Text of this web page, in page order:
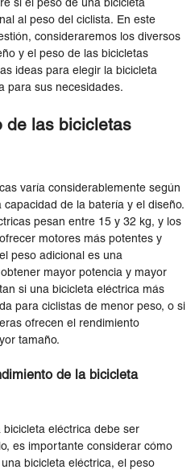
si el peso de una bicicleta
al peso del ciclista. En este
consideraremos los diversos
y el peso de las bicicletas
ideas para elegir la bicicleta
para sus necesidades.
de las bicicletas
varía considerablemente según
de la batería y el diseño.
pesan entre 15 y 32 kg, y los
motores más potentes y
peso adicional es una
mayor potencia y mayor
si una bicicleta eléctrica más
para ciclistas de menor peso, o si
ofrecen el rendimiento
tamaño.
de la bicicleta
eléctrica debe ser
es importante considerar cómo
bicicleta eléctrica, el peso